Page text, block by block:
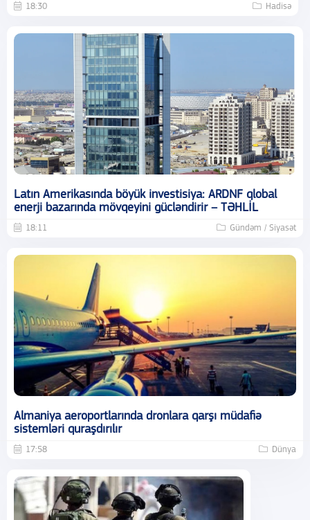
18:30 Hadisə
Latın Amerikasında böyük investisiya: ARDNF qlobal
enerji bazarında mövqeyini gücləndirir – TƏHLİL
18:11 Gündəm / Siyasət
Almaniya aeroportlarında dronlara qarşı müdafiə
sistemləri quraşdırılır
17:58 Dünya